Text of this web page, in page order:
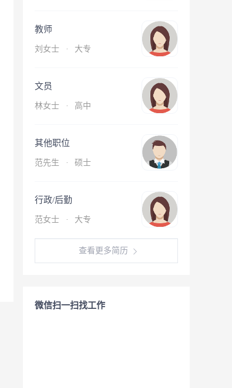
教师
刘女士 · 大专
文员
林女士 · 高中
其他职位
范先生 · 硕士
行政/后勤
范女士 · 大专
查看更多简历
微信扫一扫找工作